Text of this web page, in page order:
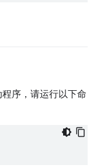
序，请运行以下命